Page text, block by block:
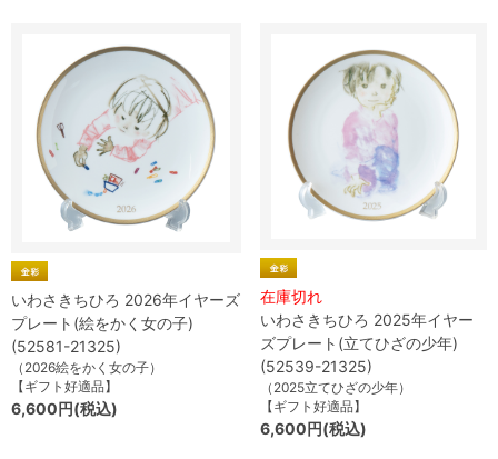
いわさきちひろ 2026年イヤーズ
プレート(絵をかく女の子)
(52581-21325)
（2026絵をかく女の子）
【ギフト好適品】
6,600円(税込)
在庫切れ
いわさきちひろ 2025年イヤー
ズプレート(立てひざの少年)
(52539-21325)
（2025立てひざの少年）
【ギフト好適品】
6,600円(税込)